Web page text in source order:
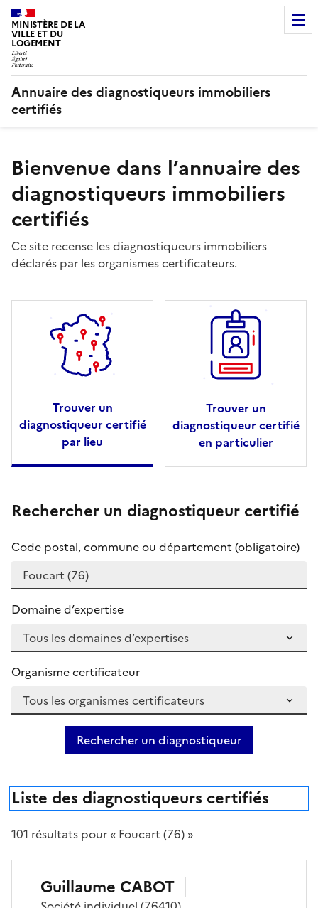
MINISTÈRE DE LA
VILLE ET DU
LOGEMENT
Annuaire des diagnostiqueurs immobiliers
certifiés
Bienvenue dans l’annuaire des
diagnostiqueurs immobiliers
certifiés
Ce site recense les diagnostiqueurs immobiliers
déclarés par les organismes certificateurs.
Trouver un
diagnostiqueur certifié
par lieu
Trouver un
diagnostiqueur certifié
en particulier
Rechercher un diagnostiqueur certifié
Code postal, commune ou département (obligatoire)
Domaine d’expertise
Organisme certificateur
Rechercher un diagnostiqueur
Liste des diagnostiqueurs certifiés
101 résultats pour « Foucart (76) »
Guillaume CABOT